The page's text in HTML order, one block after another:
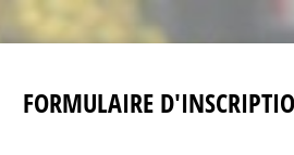
FORMULAIRE